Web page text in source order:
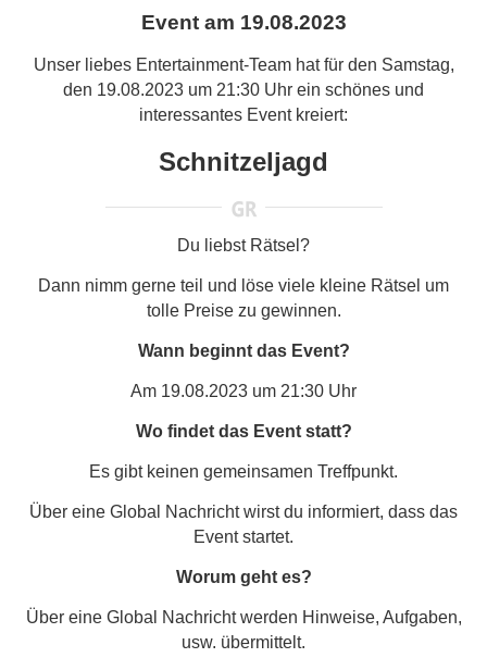
Event am 19.08.2023
Unser liebes Entertainment-Team hat für den Samstag,
den 19.08.2023 um 21:30 Uhr ein schönes und
interessantes Event kreiert:
Schnitzeljagd
Du liebst Rätsel?
Dann nimm gerne teil und löse viele kleine Rätsel um
tolle Preise zu gewinnen.
Wann beginnt das Event?
Am 19.08.2023 um 21:30 Uhr
Wo findet das Event statt?
Es gibt keinen gemeinsamen Treffpunkt.
Über eine Global Nachricht wirst du informiert, dass das
Event startet.
Worum geht es?
Über eine Global Nachricht werden Hinweise, Aufgaben,
usw. übermittelt.